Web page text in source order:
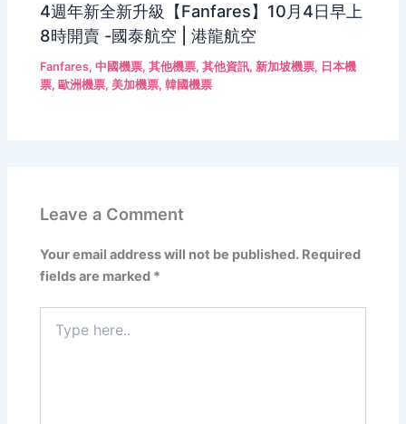
4週年新全新升級【Fanfares】10月4日早上
8時開賣 -國泰航空 | 港龍航空
Fanfares,中國機票,其他機票,其他資訊,新加坡機票, 日本機
票, 歐洲機票,美加機票,韓國機票
Leave a Comment
Your email address will not be published. Required
fields are marked *
here..